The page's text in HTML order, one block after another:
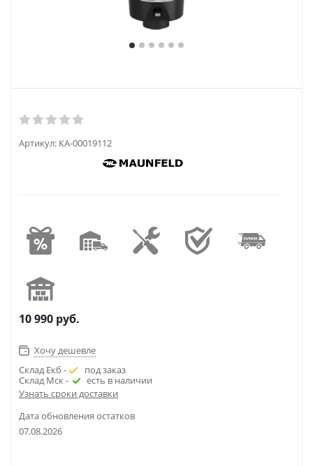
Артикул: КА-00019112
10 990 руб.
Хочу дешевле
Склад Екб -
под заказ
Склад Мск -
есть в наличии
Узнать сроки доставки
Дата обновления остатков
07.08.2026